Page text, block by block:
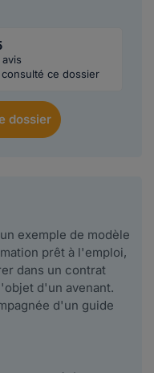
ce dossier
dossier
exemple de modèle
prêt à l'emploi,
dans un contrat
d'un avenant.
d'un guide